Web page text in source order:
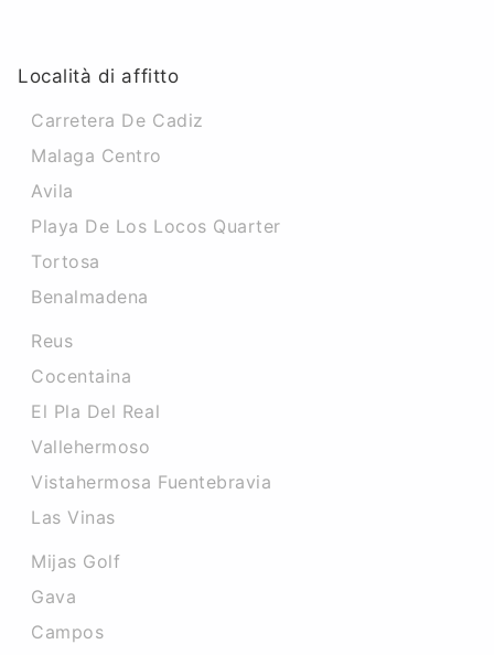
Località di affitto
Carretera De Cadiz
Malaga Centro
Avila
Playa De Los Locos Quarter
Tortosa
Benalmadena
Reus
Cocentaina
El Pla Del Real
Vallehermoso
Vistahermosa Fuentebravia
Las Vinas
Mijas Golf
Gava
Campos